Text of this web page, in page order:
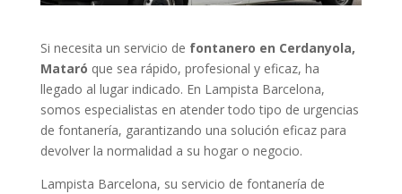
Si necesita un servicio de fontanero en Cerdanyola,
Mataró que sea rápido, profesional y eficaz, ha
llegado al lugar indicado. En Lampista Barcelona,
somos especialistas en atender todo tipo de urgencias
de fontanería, garantizando una solución eficaz para
devolver la normalidad a su hogar o negocio.
Lampista Barcelona, su servicio de fontanería de